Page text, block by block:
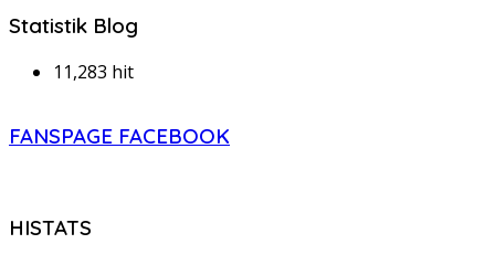
Statistik Blog
11,283 hit
FANSPAGE FACEBOOK
HISTATS